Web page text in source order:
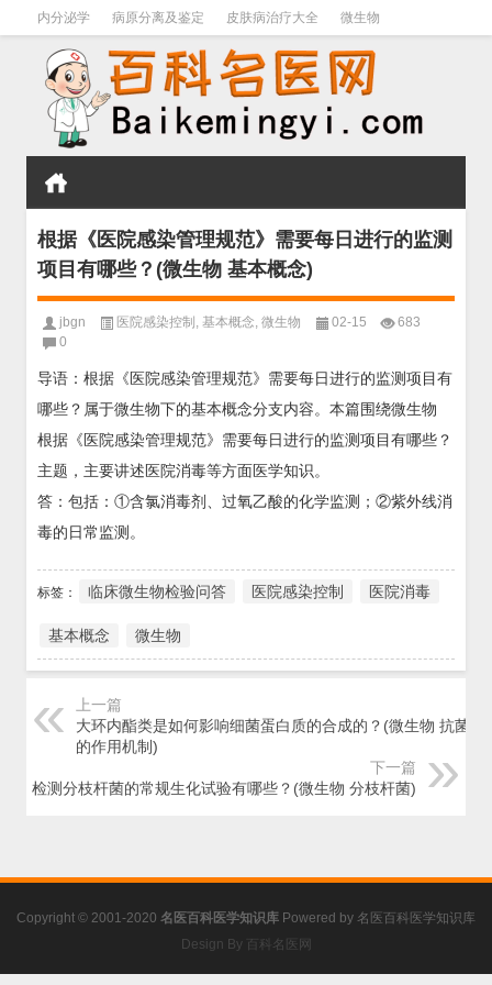
内分泌学 病原分离及鉴定 皮肤病治疗大全 微生物
皮肤病学 男科学 血液病学 心血管 口腔医学
根据《医院感染管理规范》需要每日进行的监测
项目有哪些？(微生物 基本概念)
jbgn 医院感染控制 , 基本概念, 微生物 02-15
683
0
导语：根据《医院感染管理规范》需要每日进行的监测项目有
哪些？属于微生物下的基本概念分支内容。本篇围绕微生物
根据《医院感染管理规范》需要每日进行的监测项目有哪些？
主题，主要讲述医院消毒等方面医学知识。
答：包括：①含氯消毒剂、过氧乙酸的化学监测；②紫外线消
毒的日常监测。
标签： 临床微生物检验问答 医院感染控制 医院消毒
基本概念 微生物
上一篇
大环内酯类是如何影响细菌蛋白质的合成的？(微生物 抗菌药
的作用机制)
下一篇
检测分枝杆菌的常规生化试验有哪些？(微生物 分枝杆菌)
Copyright © 2001-2020 名医百科医学知识库 Powered by 名医百科医学知识库
Design By 百科名医网